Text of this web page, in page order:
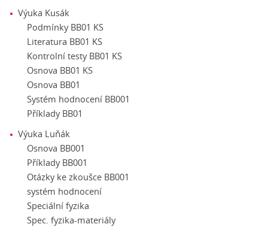
Výuka Kusák
Podmínky BB01 KS
Literatura BB01 KS
Kontrolní testy BB01 KS
Osnova BB01 KS
Osnova BB01
Systém hodnocení BB001
Příklady BB01
Výuka Luňák
Osnova BB001
Příklady BB001
Otázky ke zkoušce BB001
systém hodnocení
Speciální fyzika
Spec. fyzika-materiály